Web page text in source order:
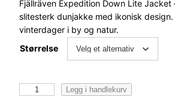
Fjällräven Expedition Down Lite Jacket
slitesterk dunjakke med ikonisk
vinterdager i by og natur.
Størrelse
Legg i handlekurv